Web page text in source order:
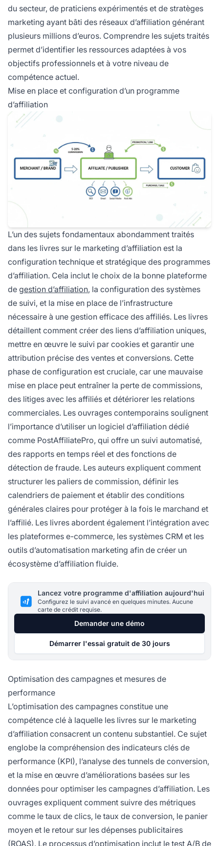
du secteur, de praticiens expérimentés et de stratèges
marketing ayant bâti des réseaux d’affiliation générant
plusieurs millions d’euros. Comprendre les sujets traités
permet d’identifier les ressources adaptées à vos
objectifs professionnels et à votre niveau de
compétence actuel.
Mise en place et configuration d’un programme
d’affiliation
L’un des sujets fondamentaux abondamment traités
dans les livres sur le marketing d’affiliation est la
configuration technique et stratégique des programmes
d’affiliation. Cela inclut le choix de la bonne plateforme
de gestion d’affiliation, la configuration des systèmes
de suivi, et la mise en place de l’infrastructure
nécessaire à une gestion efficace des affiliés. Les livres
détaillent comment créer des liens d’affiliation uniques,
mettre en œuvre le suivi par cookies et garantir une
attribution précise des ventes et conversions. Cette
phase de configuration est cruciale, car une mauvaise
mise en place peut entraîner la perte de commissions,
des litiges avec les affiliés et détériorer les relations
commerciales. Les ouvrages contemporains soulignent
l’importance d’utiliser un logiciel d’affiliation dédié
comme PostAffiliatePro, qui offre un suivi automatisé,
des rapports en temps réel et des fonctions de
détection de fraude. Les auteurs expliquent comment
structurer les paliers de commission, définir les
calendriers de paiement et établir des conditions
générales claires pour protéger à la fois le marchand et
l’affilié. Les livres abordent également l’intégration avec
les plateformes e-commerce, les systèmes CRM et les
outils d’automatisation marketing afin de créer un
écosystème d’affiliation fluide.
Lancez votre programme d'affiliation aujourd'hui
Configurez le suivi avancé en quelques minutes. Aucune
carte de crédit requise.
Demander une démo
Démarrer l'essai gratuit de 30 jours
Optimisation des campagnes et mesures de
performance
L’optimisation des campagnes constitue une
compétence clé à laquelle les livres sur le marketing
d’affiliation consacrent un contenu substantiel. Ce sujet
englobe la compréhension des indicateurs clés de
performance (KPI), l’analyse des tunnels de conversion,
et la mise en œuvre d’améliorations basées sur les
données pour optimiser les campagnes d’affiliation. Les
ouvrages expliquent comment suivre des métriques
comme le taux de clics, le taux de conversion, le panier
moyen et le retour sur les dépenses publicitaires
(ROAS). Le processus d’optimisation inclut le test A/B de